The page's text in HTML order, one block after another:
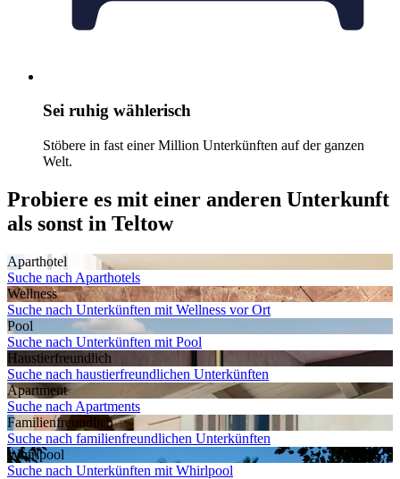
Sei ruhig wählerisch
Stöbere in fast einer Million Unterkünften auf der ganzen
Welt.
Probiere es mit einer anderen Unterkunft
als sonst in Teltow
Aparthotel
Suche nach Aparthotels
Wellness
Suche nach Unterkünften mit Wellness vor Ort
Pool
Suche nach Unterkünften mit Pool
Haustier­freundlich
Suche nach haustierfreundlichen Unterkünften
Apartment
Suche nach Apartments
Familien­freundlich
Suche nach familienfreundlichen Unterkünften
Whirlpool
Suche nach Unterkünften mit Whirlpool